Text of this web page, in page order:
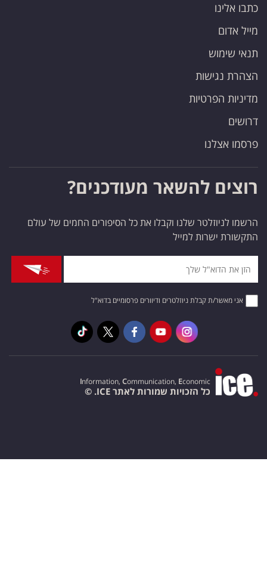
כתבו אלינו
מייל אדום
תנאי שימוש
הצהרת נגישות
מדיניות הפרטיות
דרושים
פרסמו אצלנו
רוצים להשאר מעודכנים?
הרשמו לניוזלטר שלנו וקבלו את כל הסיפורים החמים של עולם
התקשורת ישרות למייל
אני מאשר/ת קבלת ניוזלטרים ודיוורים פרסומיים בדוא"ל
Information, Communication, Economic
כל הזכויות שמורות לאתר ICE. ©